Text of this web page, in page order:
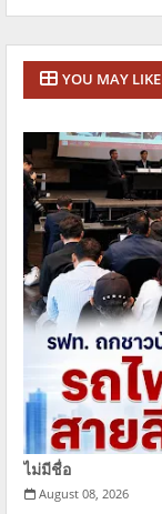
YOU MAY LIKE
ไม่มีชื่อ
August 08, 2026